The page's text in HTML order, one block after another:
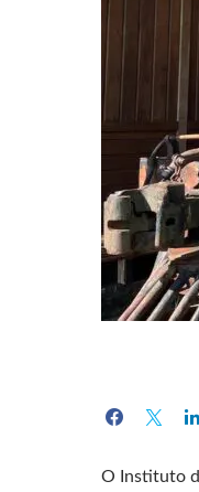
O Instituto